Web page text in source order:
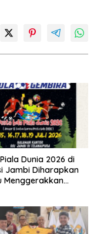
Dunia 2026 di
Jambi Diharapkan
Menggerakkan